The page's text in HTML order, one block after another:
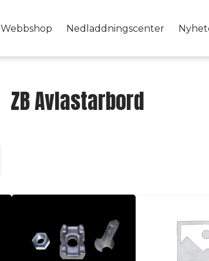
Webbshop Nedladdningscenter
ZB Avlastarbord